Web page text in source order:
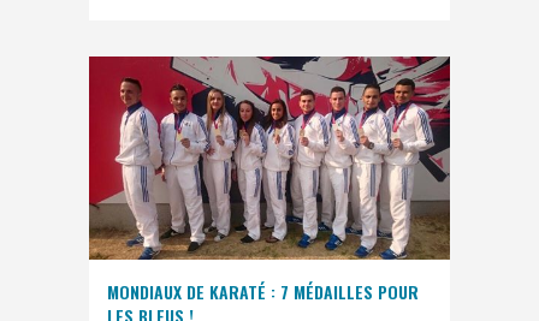
MONDIAUX DE KARATÉ : 7 MÉDAILLES POUR
LES BLEUS !